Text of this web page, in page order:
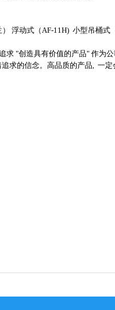
浮动式（AF-11H) 小型吊桶式
"创造具有价值的产品" 作为
求的信念。高品质的产品, 一